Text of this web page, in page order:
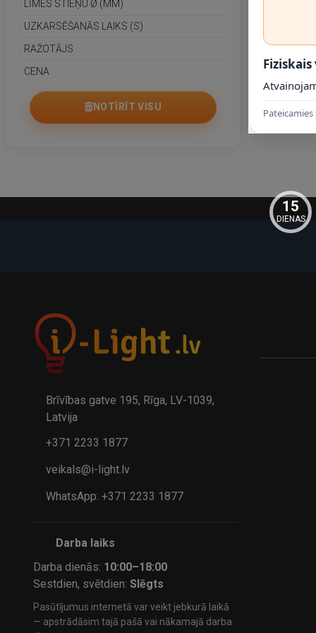
LĪMES STIEŅU Ø (MM)
UZKARSĒŠANĀS LAIKS (S)
RAŽOTĀJS
CENA
NOTĪRĪT VISU
Brīvības gatve 195, Rīga, LV-1039,
Latvija
+371 2233 1877
veikals@i-light.lv
WhatsApp: +371 2233 1877
Darba laiks
Darba dienās: 10:00–18:00
Sestdien, svētdien:Slēgts
Pasūtījumus internetā var veikt jebkurā laikā
— apstrādāsim tajā pašā vai nākamajā darba
15
DIENAS